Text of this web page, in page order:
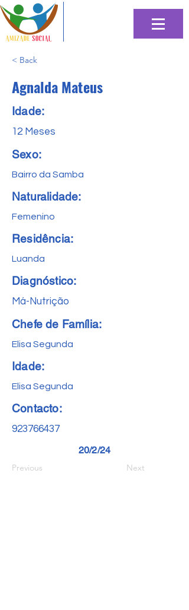
< Back
Agnalda Mateus
Idade:
12 Meses
Sexo:
Bairro da Samba
Naturalidade:
Femenino
Residência:
Luanda
Diagnóstico:
Má-Nutrição
Chefe de Família:
Elisa Segunda
Idade:
Elisa Segunda
Contacto:
923766437
20/2/24
Previous Next